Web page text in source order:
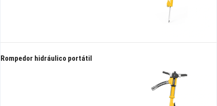
Rompedor hidráulico portátil